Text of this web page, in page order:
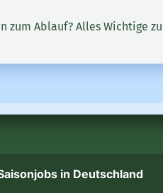
zum Ablauf? Alles Wichtige
in Deutschland